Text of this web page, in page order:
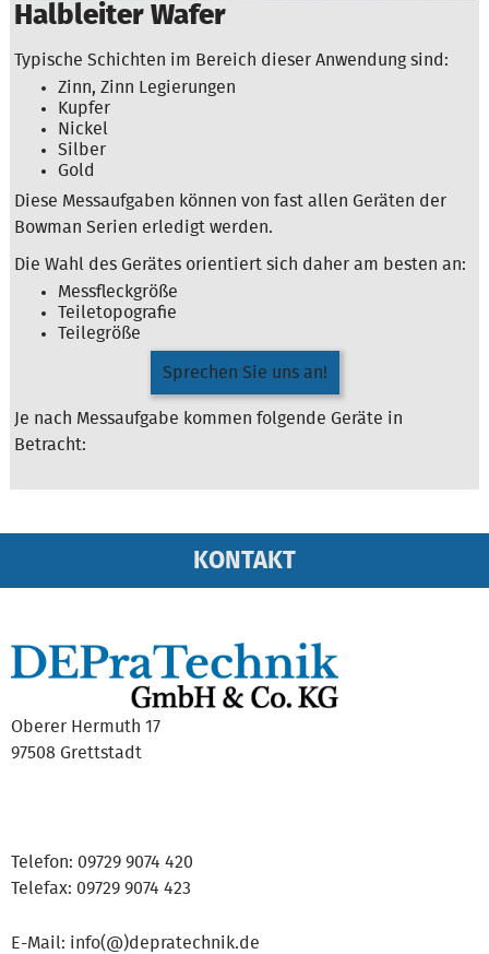
Halbleiter Wafer
Typische Schichten im Bereich dieser Anwendung sind:
Zinn, Zinn Legierungen
Kupfer
Nickel
Silber
Gold
Diese Messaufgaben können von fast allen Geräten der
Bowman Serien erledigt werden.
Die Wahl des Gerätes orientiert sich daher am besten an:
Messfleckgröße
Teiletopografie
Teilegröße
Sprechen Sie uns an!
Je nach Messaufgabe kommen folgende Geräte in
Betracht:
KONTAKT
Oberer Hermuth 17
97508 Grettstadt
Telefon: 09729 9074 420
Telefax: 09729 9074 423
E-Mail: info(@)depratechnik.de